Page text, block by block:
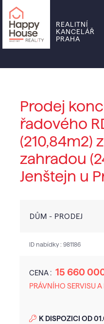
REALITNÍ
KANCELÁŘ
PRAHA
Prodej
řadového
(210,84m2)
zahradou
Jenštejn u
DŮM - PRODEJ
ID nabídky : 981186
CENA : 15 660
PRÁVNÍHO SERVISU A
K DISPOZICI OD